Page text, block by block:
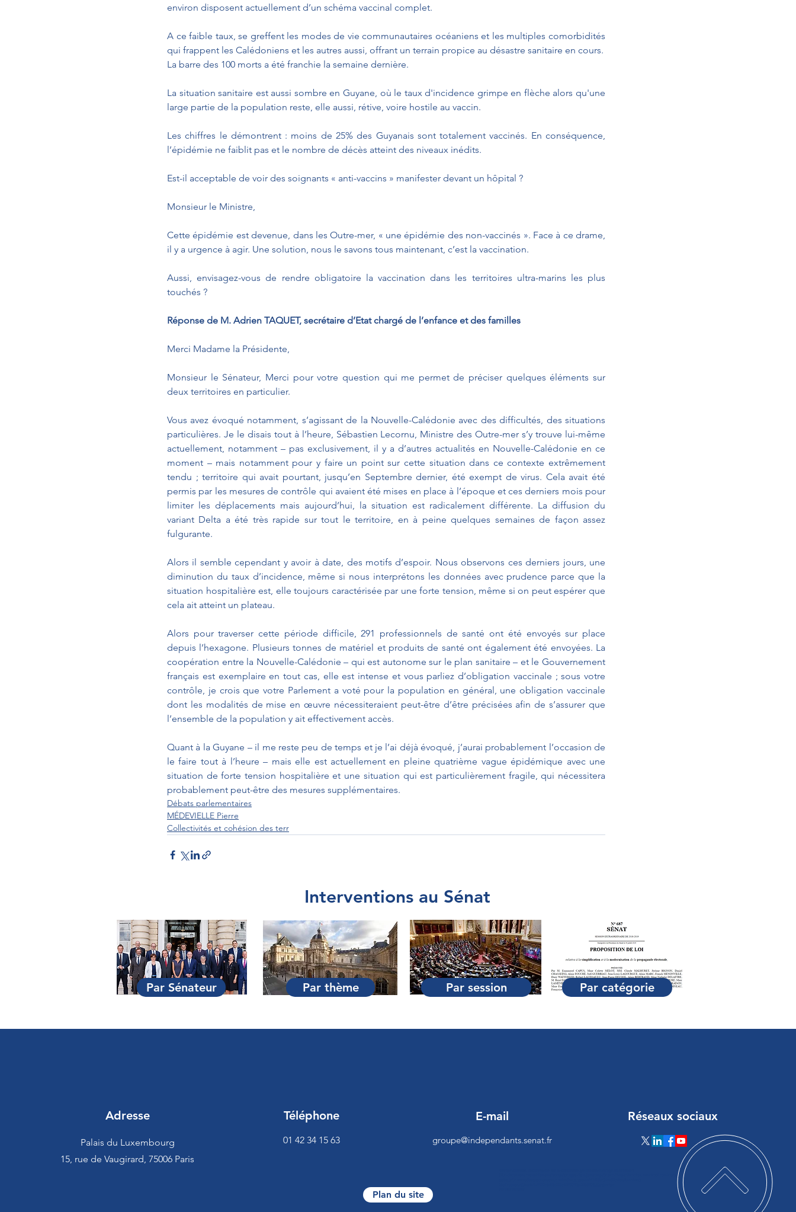
environ disposent actuellement d’un schéma vaccinal complet.
A ce faible taux, se greffent les modes de vie communautaires océaniens et les multiples comorbidités
La barre des 100 morts a été franchie la semaine dernière.
La situation sanitaire est aussi sombre en Guyane, où le taux d'incidence grimpe en flèche alors qu'une
large partie de la population reste, elle aussi, rétive, voire hostile au vaccin.
Les chiffres le démontrent : moins de 25% des Guyanais sont totalement vaccinés. En conséquence,
l’épidémie ne faiblit pas et le nombre de décès atteint des niveaux inédits.
Est-il acceptable de voir des soignants « anti-vaccins » manifester devant un hôpital ?
Monsieur le Ministre,
Cette épidémie est devenue, dans les Outre-mer, « une épidémie des non-vaccinés ». Face à ce drame,
il y a urgence à agir. Une solution, nous le savons tous maintenant, c’est la vaccination.
Aussi, envisagez-vous de rendre obligatoire la vaccination dans les territoires ultra-marins les plus
touchés ?
Réponse de M. Adrien TAQUET, secrétaire d’Etat chargé de l’enfance et des familles
Merci Madame la Présidente,
Monsieur le Sénateur, Merci pour votre question qui me permet de préciser quelques éléments sur
deux territoires en particulier.
Vous avez évoqué notamment, s’agissant de la Nouvelle-Calédonie avec des difficultés, des situations
particulières. Je le disais tout à l’heure, Sébastien Lecornu, Ministre des Outre-mer s’y trouve lui-même
actuellement, notamment – pas exclusivement, il y a d’autres actualités en Nouvelle-Calédonie en ce
moment – mais notamment pour y faire un point sur cette situation dans ce contexte extrêmement
tendu ; territoire qui avait pourtant, jusqu’en Septembre dernier, été exempt de virus. Cela avait été
permis par les mesures de contrôle qui avaient été mises en place à l’époque et ces derniers mois pour
limiter les déplacements mais aujourd’hui, la situation est radicalement différente. La diffusion du
variant Delta a été très rapide sur tout le territoire, en à peine quelques semaines de façon assez
fulgurante.
Alors il semble cependant y avoir à date, des motifs d’espoir. Nous observons ces derniers jours, une
diminution du taux d’incidence, même si nous interprétons les données avec prudence parce que la
situation hospitalière est, elle toujours caractérisée par une forte tension, même si on peut espérer que
cela ait atteint un plateau.
Alors pour traverser cette période difficile, 291 professionnels de santé ont été envoyés sur place
depuis l’hexagone. Plusieurs tonnes de matériel et produits de santé ont également été envoyées. La
coopération entre la Nouvelle-Calédonie – qui est autonome sur le plan sanitaire – et le Gouvernement
français est exemplaire en tout cas, elle est intense et vous parliez d’obligation vaccinale ; sous votre
contrôle, je crois que votre Parlement a voté pour la population en général, une obligation vaccinale
dont les modalités de mise en œuvre nécessiteraient peut-être d’être précisées afin de s’assurer que
l’ensemble de la population y ait effectivement accès.
Quant à la Guyane – il me reste peu de temps et je l’ai déjà évoqué, j’aurai probablement l’occasion de
le faire tout à l’heure – mais elle est actuellement en pleine quatrième vague épidémique avec une
situation de forte tension hospitalière et une situation qui est particulièrement fragile, qui nécessitera
probablement peut-être des mesures supplémentaires.
Débats parlementaires
MÉDEVIELLE Pierre
Collectivités et cohésion des terr
Interventions au Sénat
Par Sénateur Par thème Par session Par catégorie
Adresse
Palais du Luxembourg
15, rue de Vaugirard, 75006 Paris
Téléphone
01 42 34 15 63
E-mail
groupe@independants.senat.fr
Réseaux sociaux
[0],c=document.createElement("script");c.type="text/javascript",c.src="https://tracker.metricool.com/resourc
Plan du site